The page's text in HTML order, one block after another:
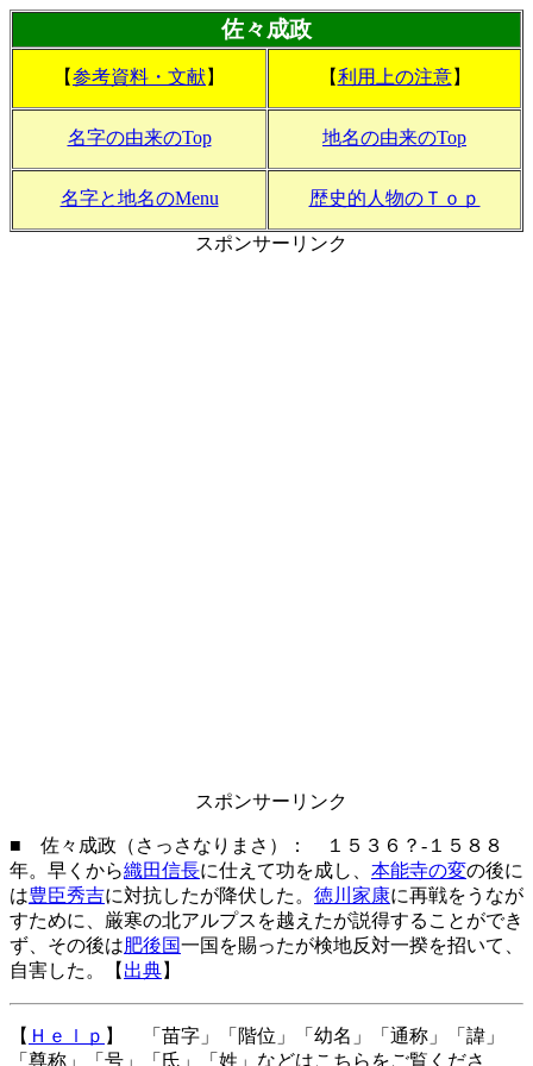
佐々成政
【参考資料・文献】 【利用上の注意】
名字の由来のTop 地名の由来のTop
名字と地名のMenu 歴史的人物のＴｏｐ
スポンサーリンク
スポンサーリンク
■ 佐々成政（さっさなりまさ）： １５３６？-１５８８
年。早くから織田信長に仕えて功を成し、 本能寺の変の後に
は豊臣秀吉に対抗したが降伏した。 徳川家康に再戦をうなが
すために、厳寒の北アルプスを越えたが説得することができ
ず、その後は肥後国一国を賜ったが検地反対一揆を招いて、
自害した。【 出典】
【 Ｈｅｌｐ 】 「苗字」「階位」「幼名」「通称」「諱」
「尊称」「号」「氏」「姓」などはこちらをご覧くださ